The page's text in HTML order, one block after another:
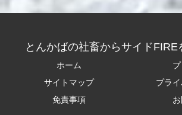
とんかばの社畜からサイドFIRE
ホーム
サイトマップ
プラ
免責事項